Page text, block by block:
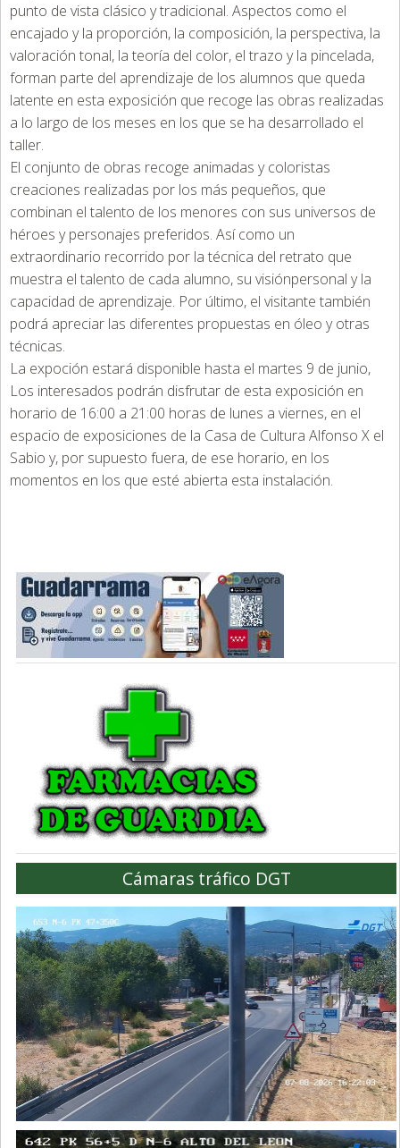
punto de vista clásico y tradicional. Aspectos como el
encajado y la proporción, la composición, la perspectiva, la
valoración tonal, la teoría del color, el trazo y la pincelada,
forman parte del aprendizaje de los alumnos que queda
latente en esta exposición que recoge las obras realizadas
a lo largo de los meses en los que se ha desarrollado el
taller.
El conjunto de obras recoge animadas y coloristas
creaciones realizadas por los más pequeños, que
combinan el talento de los menores con sus universos de
héroes y personajes preferidos. Así como un
extraordinario recorrido por la técnica del retrato que
muestra el talento de cada alumno, su visiónpersonal y la
capacidad de aprendizaje. Por último, el visitante también
podrá apreciar las diferentes propuestas en óleo y otras
técnicas.
La expoción estará disponible hasta el martes 9 de junio,
Los interesados podrán disfrutar de esta exposición en
horario de 16:00 a 21:00 horas de lunes a viernes, en el
espacio de exposiciones de la Casa de Cultura Alfonso X el
Sabio y, por supuesto fuera, de ese horario, en los
momentos en los que esté abierta esta instalación.
Cámaras tráfico DGT